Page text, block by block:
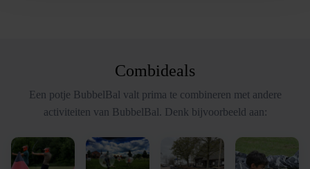
Combideals
Een potje BubbelBal valt prima te combineren met andere
activiteiten van BubbelBal. Denk bijvoorbeeld aan: